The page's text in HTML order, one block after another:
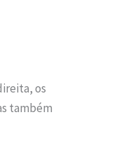
os
também